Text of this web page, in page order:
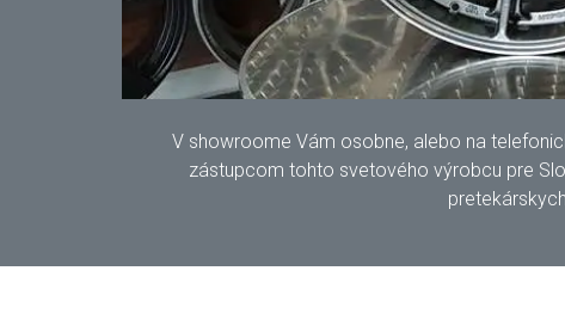
V showroome Vám osobne, alebo na
zástupcom tohto svetového výrobcu pre